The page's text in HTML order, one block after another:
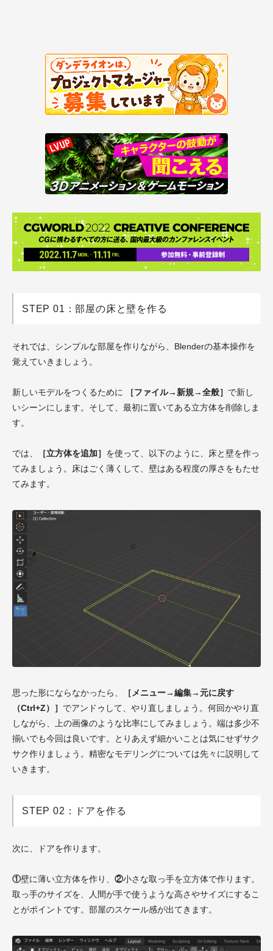
STEP 01：部屋の床と壁を作る
それでは、シンプルな部屋を作りながら、Blenderの基本操作を
覚えていきましょう。
新しいモデルをつくるために ［ファイル→新規→全般］ で新し
いシーンにします。そして、最初に置いてある立方体を削除しま
す。
では、 ［立方体を追加］ を使って、以下のように、床と壁を作っ
てみましょう。床はごく薄くして、壁はある程度の厚さをもたせ
てみます。
思った形にならなかったら、
［メニュー→編集→元に戻す
（Ctrl+Z）］ でアンドゥして、やり直しましょう。何回かやり直
しながら、上の画像のような比率にしてみましょう。端は多少不
揃いでも今回は良いです。とりあえず細かいことは気にせずサク
サク作りましょう。精密なモデリングについては先々に説明して
いきます。
STEP 02：ドアを作る
次に、ドアを作ります。
①壁に薄い立方体を作り、 ②小さな取っ手を立方体で作ります。
取っ手のサイズを、人間が手で使うような高さやサイズにするこ
とがポイントです。部屋のスケール感が出てきます。